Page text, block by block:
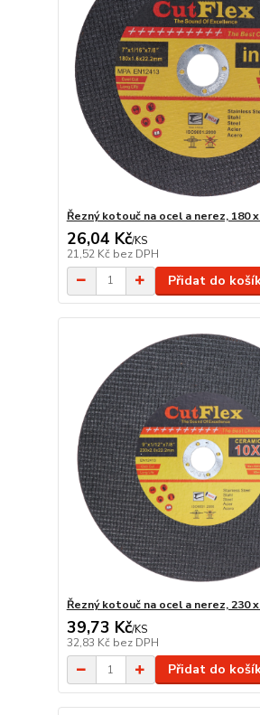
Řezný kotouč na ocel a nerez, 180 x
26,04 Kč/KS
21,52 Kč bez DPH
Přidat do
Řezný kotouč na ocel a nerez, 230
39,73 Kč/KS
32,83 Kč bez DPH
Přidat do